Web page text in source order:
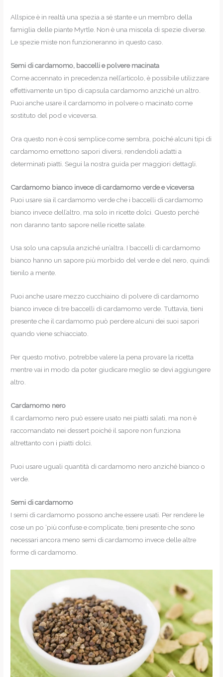
Allspice è in realtà una spezia a sé stante e un membro della
famiglia delle piante Myrtle. Non è una miscela di spezie diverse.
Le spezie miste non funzioneranno in questo caso.
Semi di cardamomo, baccelli e polvere macinata
Come accennato in precedenza nell’articolo, è possibile utilizzare
effettivamente un tipo di capsula cardamomo anziché un altro.
Puoi anche usare il cardamomo in polvere o macinato come
sostituto del pod e viceversa.
Ora questo non è così semplice come sembra, poiché alcuni tipi di
cardamomo emettono sapori diversi, rendendoli adatti a
determinati piatti. Segui la nostra guida per maggiori dettagli.
Cardamomo bianco invece di cardamomo verde e viceversa
Puoi usare sia il cardamomo verde che i baccelli di cardamomo
bianco invece dell’altro, ma solo in ricette dolci. Questo perché
non daranno tanto sapore nelle ricette salate.
Usa solo una capsula anziché un’altra. I baccelli di cardamomo
bianco hanno un sapore più morbido del verde e del nero, quindi
tienilo a mente.
Puoi anche usare mezzo cucchiaino di polvere di cardamomo
bianco invece di tre baccelli di cardamomo verde. Tuttavia, tieni
presente che il cardamomo può perdere alcuni dei suoi sapori
quando viene schiacciato.
Per questo motivo, potrebbe valere la pena provare la ricetta
mentre vai in modo da poter giudicare meglio se devi aggiungere
altro.
Cardamomo nero
Il cardamomo nero può essere usato nei piatti salati, ma non è
raccomandato nei dessert poiché il sapore non funziona
altrettanto con i piatti dolci.
Puoi usare uguali quantità di cardamomo nero anziché bianco o
verde.
Semi di cardamomo
I semi di cardamomo possono anche essere usati. Per rendere le
cose un po ‘più confuse e complicate, tieni presente che sono
necessari ancora meno semi di cardamomo invece delle altre
forme di cardamomo.